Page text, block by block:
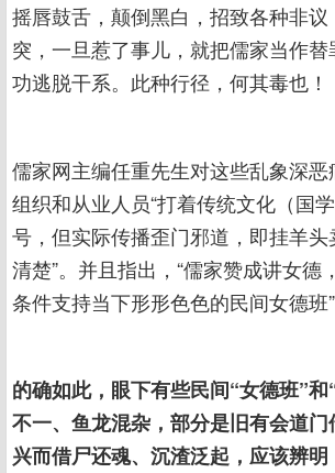
摇唇鼓舌，颠倒黑白，招致各种非
突，一旦惹了事儿，就把儒家当作
功逃脱干系。此种行径，何其毒也！
儒家网主编任重先生对这些乱象深
组织和从业人员“打着传统文化（国
号，但实际传播歪门邪道，即挂羊
清楚”。并且指出，“儒家赞成讲女德
条件支持当下形形色色的民间女德班”
的确如此，眼下有些民间“女德班”
不一、鱼龙混杂，部分是旧有会道
兴而借尸还魂、沉渣泛起，应该辨明